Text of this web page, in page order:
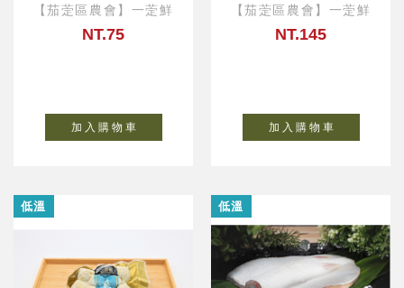
【茄萣區農會】一萣鮮
NT.75
加 入 購 物 車
【茄萣區農會】一萣鮮
NT.145
加 入 購 物 車
低溫 低溫